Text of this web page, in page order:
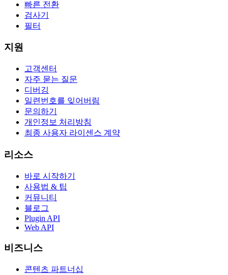
빠른 전환
검사기
필터
지원
고객센터
자주 묻는 질문
디버깅
일련번호를 잊어버림
문의하기
개인정보 처리방침
최종 사용자 라이센스 계약
리소스
바로 시작하기
사용법 & 팁
커뮤니티
블로그
Plugin API
Web API
비즈니스
콘텐츠 파트너십